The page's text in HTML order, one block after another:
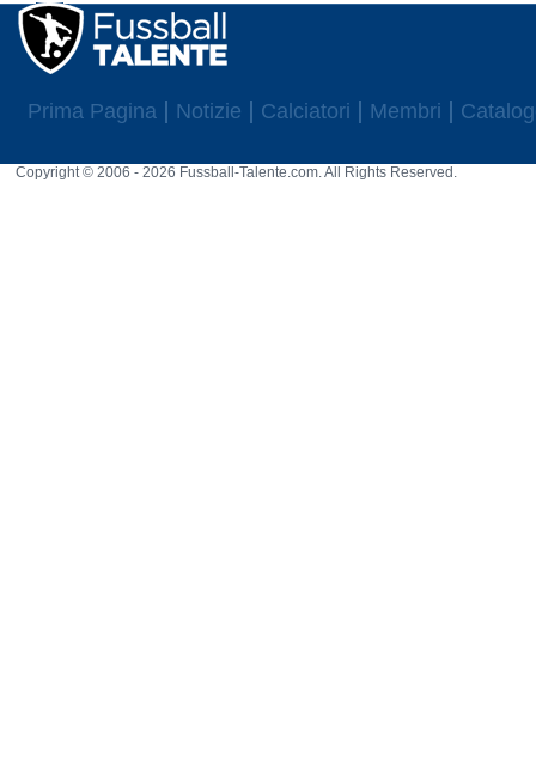
Prima Pagina Notizie Calciatori Membri
Copyright © 2006 - 2026 Fussball-Talente.com. All Rights Reserved.